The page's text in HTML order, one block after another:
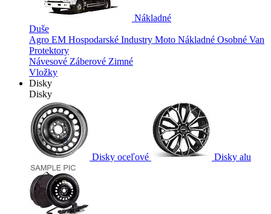
Nákladné
Duše
Agro EM Hospodarské Industry Moto Nákladné Osobné Van
Protektory
Návesové Záberové Zimné
Vložky
Disky
Disky
Disky oceľové Disky alu